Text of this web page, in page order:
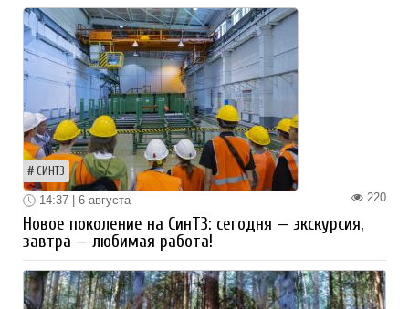
СИНТЗ
220
14:37 | 6 августа
Новое поколение на СинТЗ: сегодня — экскурсия,
завтра — любимая работа!